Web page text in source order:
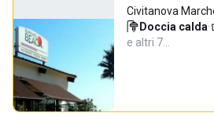
Civitanova
Doccia calda·
e altri 7…